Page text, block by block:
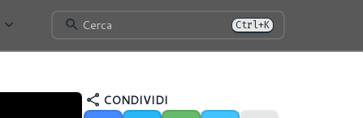
Cerca Ctrl+K
CONDIVIDI